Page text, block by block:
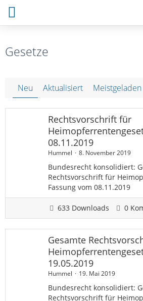
Gesetze
Neu Aktualisiert Meistgeladen
Rechtsvorschrift für
08.11.2019
Hummel 8. November 2019
Bundesrecht konsolidiert:
Rechtsvorschrift für
Fassung vom 08.11.2019
633 Downloads 0
Gesamte
19.05.2019
Hummel 19. Mai 2019
Bundesrecht konsolidiert:
Rechtsvorschrift für